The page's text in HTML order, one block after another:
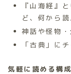
『山海経』
ど、何から
神話や怪物
「古典」に
気軽に読める構